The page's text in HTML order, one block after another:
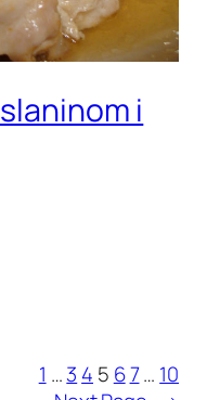
i
1 …3 4 5 67… 10